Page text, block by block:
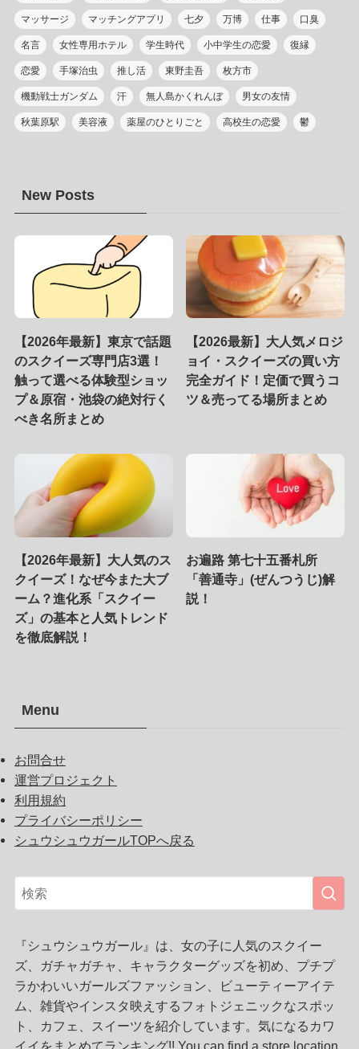
マッサージ マッチングアプリ 七夕 万博 仕事 口臭
名言 女性専用ホテル 学生時代 小中学生の恋愛 復縁
恋愛 手塚治虫 推し活 東野圭吾 枚方市
機動戦士ガンダム 汗 無人島かくれんぼ 男女の友情
秋葉原駅 美容液 薬屋のひとりごと 高校生の恋愛 鬱
New Posts
【2026年最新】東京で話題
のスクイーズ専門店3選！
触って選べる体験型ショッ
プ＆原宿・池袋の絶対行く
べき名所まとめ
【2026最新】大人気メロジ
ョイ・スクイーズの買い方
完全ガイド！定価で買うコ
ツ＆売ってる場所まとめ
【2026年最新】大人気のス
クイーズ！なぜ今また大ブ
ーム？進化系「スクイー
ズ」の基本と人気トレンド
を徹底解説！
お遍路 第七十五番札所
「善通寺」(ぜんつうじ)解
説！
Menu
お問合せ
運営プロジェクト
利用規約
プライバシーポリシー
シュウシュウガールTOPへ戻る
『シュウシュウガール』は、女の子に人気のスクイー
ズ、ガチャガチャ、キャラクターグッズを初め、プチプ
ラかわいいガールズファッション、ビューティーアイテ
ム、雑貨やインスタ映えするフォトジェニックなスポッ
ト、カフェ、スイーツを紹介しています。気になるカワ
イイをまとめてランキング!! You can find a store location